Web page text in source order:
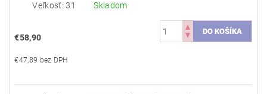
Veľkosť: 31 Skladom
€58,90
€47,89 bez DPH